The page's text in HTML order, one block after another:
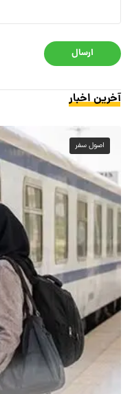
ارسال
آخرین اخبار
اصول سفر